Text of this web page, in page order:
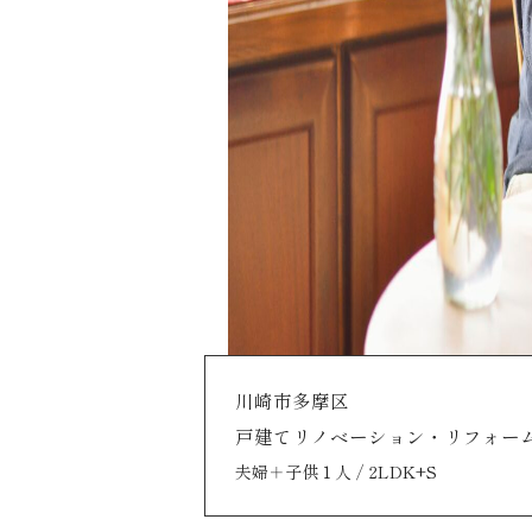
川崎市多摩区
戸建てリノベーション・リフォー
夫婦＋子供１人 / 2LDK+S